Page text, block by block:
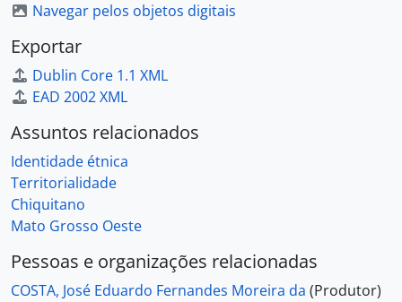
Navegar pelos objetos digitais
Exportar
Dublin Core 1.1 XML
EAD 2002 XML
Assuntos relacionados
Identidade étnica
Territorialidade
Chiquitano
Mato Grosso Oeste
Pessoas e organizações relacionadas
COSTA, José Eduardo Fernandes Moreira da (Produtor)